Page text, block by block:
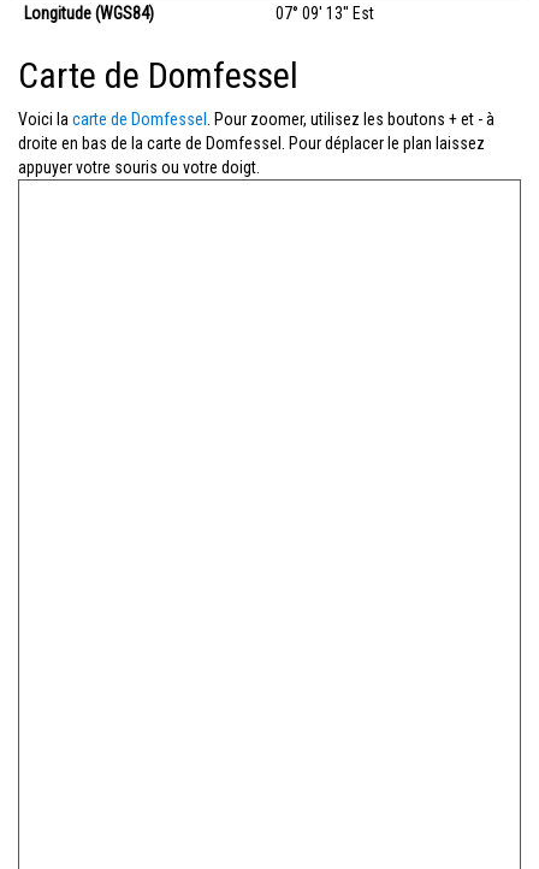
Longitude (WGS84)
07° 09' 13'' Est
Carte de Domfessel
Voici la carte de Domfessel
. Pour zoomer, utilisez les boutons + et - à
droite en bas de la carte de Domfessel. Pour déplacer le plan laissez
appuyer votre souris ou votre doigt.